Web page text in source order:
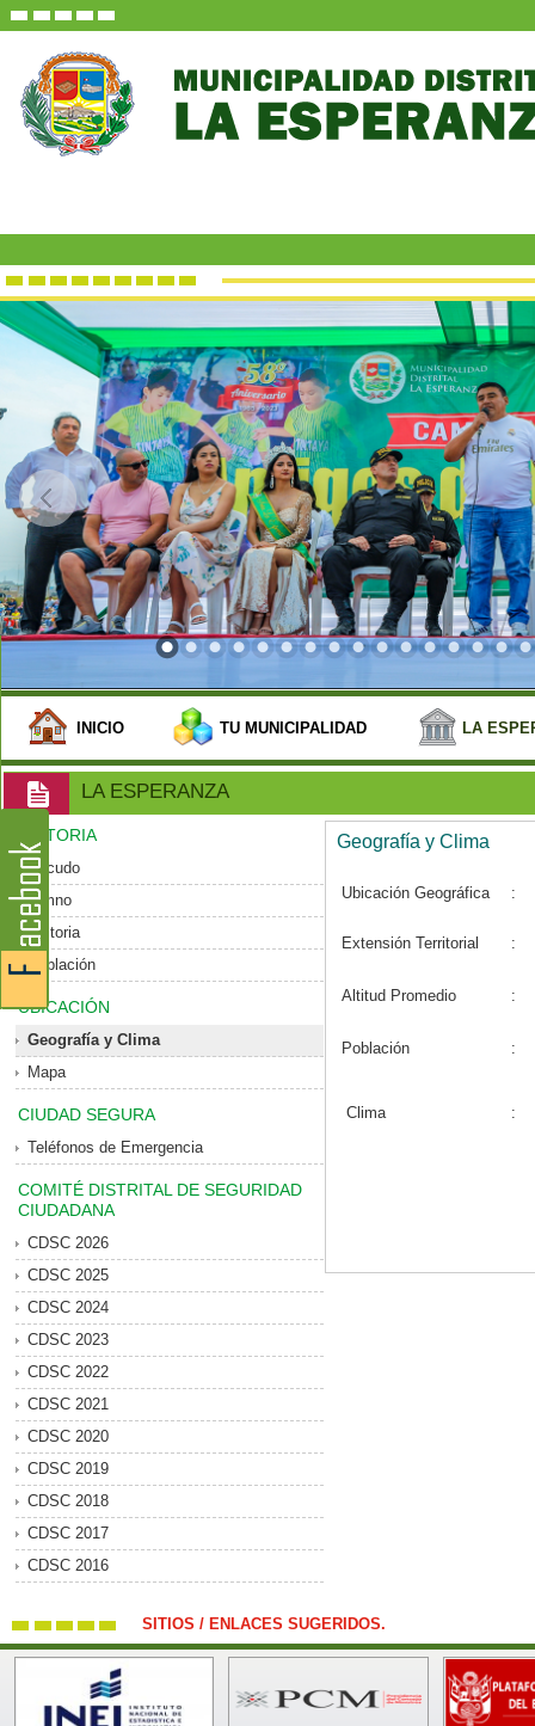
INICIO TU MUNICIPALIDAD LA
LA ESPERANZA
HISTORIA
Escudo
Himno
Historia
Población
UBICACIÓN
Geografía y Clima
Mapa
CIUDAD SEGURA
Teléfonos de Emergencia
COMITÉ DISTRITAL DE SEGURIDAD
CIUDADANA
CDSC 2026
CDSC 2025
CDSC 2024
CDSC 2023
CDSC 2022
CDSC 2021
CDSC 2020
CDSC 2019
CDSC 2018
CDSC 2017
CDSC 2016
Geografía y Clima
Ubicación Geográfica :
Extensión Territorial :
Altitud Promedio :
Población :
Clima :
SITIOS / ENLACES SUGERIDOS.